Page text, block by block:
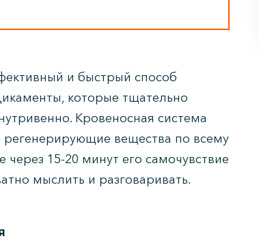
и быстрый способ
которые тщательно
Кровеносная система
регенерирующие вещества по всему
через 15-20 минут его самочувствие
мыслить и разговаривать.